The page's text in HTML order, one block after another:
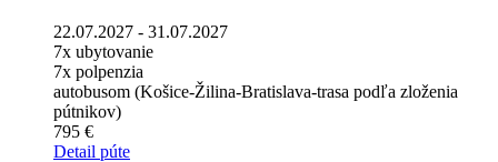
22.07.2027 - 31.07.2027
7x ubytovanie
7x polpenzia
autobusom (Košice-Žilina-Bratislava-trasa podľa zloženia
pútnikov)
795 €
Detail púte